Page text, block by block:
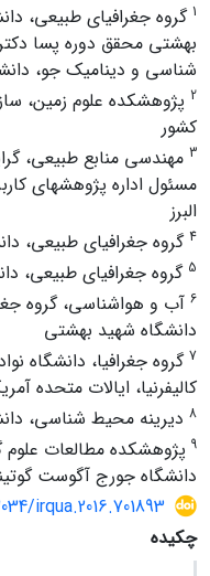
1 گروه جغرافیای طبیعی،
بهشتی محقق دوره پسا
شناسی و دینامیک جو،
2 پژوهشکده علوم زمین،
کشور
3 مهندسی منابع طبیعی،
مسئول اداره پژوهشهای
البرز
4 گروه جغرافیای طبیعی،
5 گروه جغرافیای طبیعی،
6 آب و هواشناسی، گروه
دانشگاه شهید بهشتی
7 گروه جغرافیا، دانشگاه
کالیفرنیا، ایالات متحده
8 دیرینه محیط شناسی،
9 پژوهشکده مطالعات
دانشگاه جورج آگوست
irqua.2016.701893
چکیده